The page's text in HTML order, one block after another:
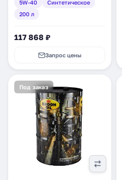
(4589904528132)
5W-40
Синтетическое
200 л
117 868 ₽
Запрос цены
Под заказ